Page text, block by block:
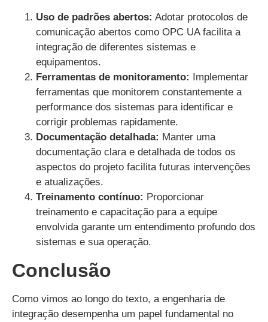
Uso de padrões abertos: Adotar protocolos de
comunicação abertos como OPC UA facilita a
integração de diferentes sistemas e
equipamentos.
Ferramentas de monitoramento: Implementar
ferramentas que monitorem constantemente a
performance dos sistemas para identificar e
corrigir problemas rapidamente.
Documentação detalhada: Manter uma
documentação clara e detalhada de todos os
aspectos do projeto facilita futuras intervenções
e atualizações.
Treinamento contínuo: Proporcionar
treinamento e capacitação para a equipe
envolvida garante um entendimento profundo dos
sistemas e sua operação.
Conclusão
Como vimos ao longo do texto, a engenharia de
integração desempenha um papel fundamental no